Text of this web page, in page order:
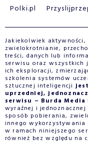
Polki.pl
Jakiekolwiek
zwielokrotnianie,
treści, danych lub
serwisu oraz wszystkich
ich eksploracji,
szkolenia systemów
sztucznej inteligencji
uprzedniej,
serwisu – Burda Media
wyraźnej i
sposób pobierania,
innego wykorzystywania
w ramach niniejszego
również bez względu na